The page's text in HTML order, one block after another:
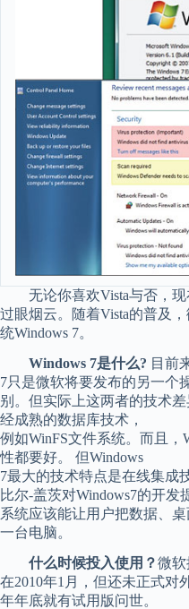
无论你喜欢Vista与否，现
过眼烟云。随着Vista的普及
统Windows 7。
Windows 7是什么? 目前
7只是微软将要发布的另一个
别。但实际上这两者的技术
经成熟的数据库技术，
例如WinFS文件系统。而且，
性都要好。 但Windows
7最大的技术特点是在线集成
比尔-盖茨对Windows7的开
系统应该能让用户把数据、
一台电脑。
什么时候投入使用？微软
在2010年1月，但还未正式对
年年底就有试用版问世。